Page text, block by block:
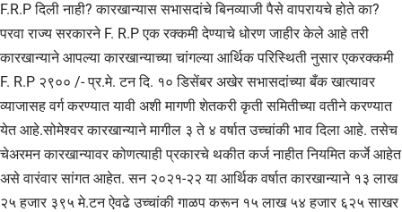
F.R.P दिली नाही? कारखान्यास सभासदांचे बिनव्याजी पैसे वापरायचे होते का?
परवा राज्य सरकारने F. R.P एक रक्कमी देण्याचे धोरण जाहीर केले आहे तरी
कारखान्याने आपल्या कारखान्याच्या चांगल्या आर्थिक परिस्थिती नुसार एकरक्कमी
F. R.P २९०० /- प्र.मे. टन दि. १० डिसेंबर अखेर सभासदांच्या बँक खात्यावर
व्याजासह वर्ग करण्यात यावी अशी मागणी शेतकरी कृती समितीच्या वतीने करण्यात
येत आहे.सोमेश्वर कारखान्याने मागील ३ ते ४ वर्षात उच्चांकी भाव दिला आहे. तसेच
चेअरमन कारखान्यावर कोणत्याही प्रकारचे थकीत कर्ज नाहीत नियमित कर्जे आहेत
असे वारंवार सांगत आहेत. सन २०२१-२२ या आर्थिक वर्षात कारखान्याने १३ लाख
२५ हजार ३९५ मे.टन ऐवढे उच्चांकी गाळप करून १५ लाख ५४ हजार ६२५ साखर